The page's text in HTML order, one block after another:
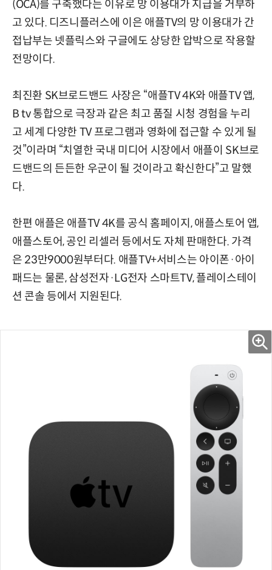
(OCA)를 구축했다는 이유로 망 이용대가 지급을 거부하
고 있다. 디즈니플러스에 이은 애플TV의 망 이용대가 간
접납부는 넷플릭스와 구글에도 상당한 압박으로 작용할
전망이다.
최진환 SK브로드밴드 사장은 “애플TV 4K와 애플TV 앱,
B tv 통합으로 극장과 같은 최고 품질 시청 경험을 누리
고 세계 다양한 TV 프로그램과 영화에 접근할 수 있게 될
것”이라며 “치열한 국내 미디어 시장에서 애플이 SK브로
드밴드의 든든한 우군이 될 것이라고 확신한다”고 말했
다.
한편 애플은 애플TV 4K를 공식 홈페이지, 애플스토어 앱,
애플스토어, 공인 리셀러 등에서도 자체 판매한다. 가격
은 23만9000원부터다. 애플TV+서비스는 아이폰·아이
패드는 물론, 삼성전자·LG전자 스마트TV, 플레이스테이
션 콘솔 등에서 지원된다.